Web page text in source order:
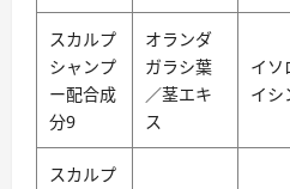
スカルプ
シャンプ
ー配合成
分9
オランダ
ガラシ葉
／茎エキ
ス
イソ
イシ
スカルプ